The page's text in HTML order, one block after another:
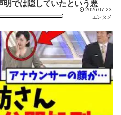
明では隠していたという悪
2026.07.23
エンタメ